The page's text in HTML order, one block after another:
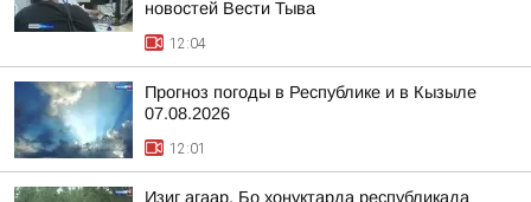
новостей Вести Тыва
12:04
Прогноз погоды в Республике и в Кызыле
07.08.2026
12:01
Изиг агаар. Бо хонуктарда республикада